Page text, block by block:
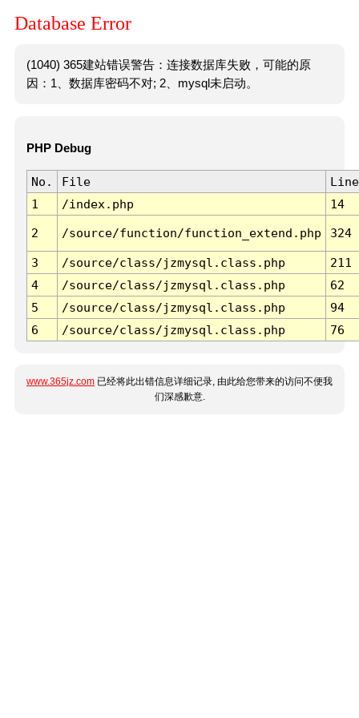
Database Error
(1040) 365建站错误警告：连接数据库失败，可能的原
因：1、数据库密码不对; 2、mysql未启动。
PHP Debug
No. File
Line
1
/index.php 14
2 /source/function/function_extend.php 324
3 /source/class/jzmysql.class.php
211
4
/source/class/jzmysql.class.php
62
5
/source/class/jzmysql.class.php
94
6
/source/class/jzmysql.class.php 76
www.365jz.com 已经将此出错信息详细记录, 由此给您带来的访问不便我
们深感歉意.